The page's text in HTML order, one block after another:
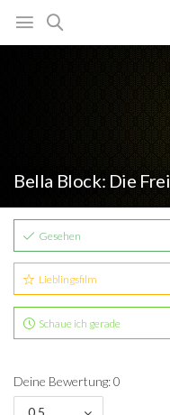
Bella Block: Die
Gesehen
Lieblingsfilm
Schaue ich gerade
Deine Bewertung: 0